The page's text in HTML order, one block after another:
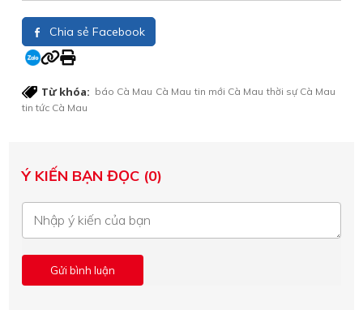
Chia sẻ Facebook
Từ khóa: báo Cà Mau Cà Mau tin mới Cà Mau thời sự Cà Mau
tin tức Cà Mau
Ý KIẾN BẠN ĐỌC (0)